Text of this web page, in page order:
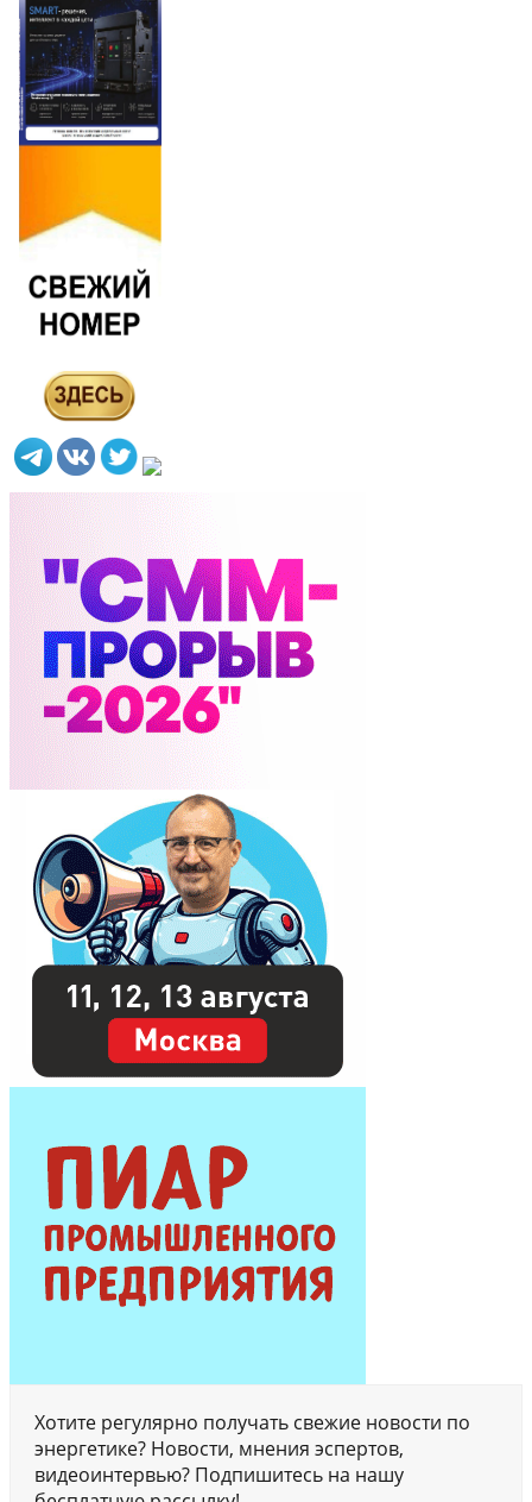
Хотите регулярно получать свежие новости по
энергетике? Новости, мнения эспертов,
видеоинтервью? Подпишитесь на нашу